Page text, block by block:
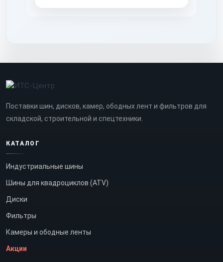
Поставки шин, дисков, камер, ободных лент и фильтров для
складской, строительной и спецтехники.
КАТАЛОГ
Индустриальные шины
Шины для квадроциклов (ATV)
Диски
Фильтры
Камеры и ободные ленты
Акции